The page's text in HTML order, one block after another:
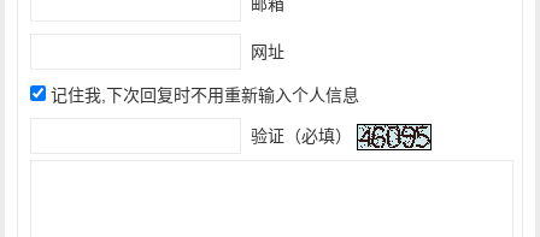
网址
记住我,下次回复时不用重新输入个人信息
验证（必填）